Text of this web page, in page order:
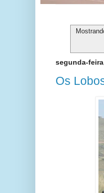
segunda-
Os